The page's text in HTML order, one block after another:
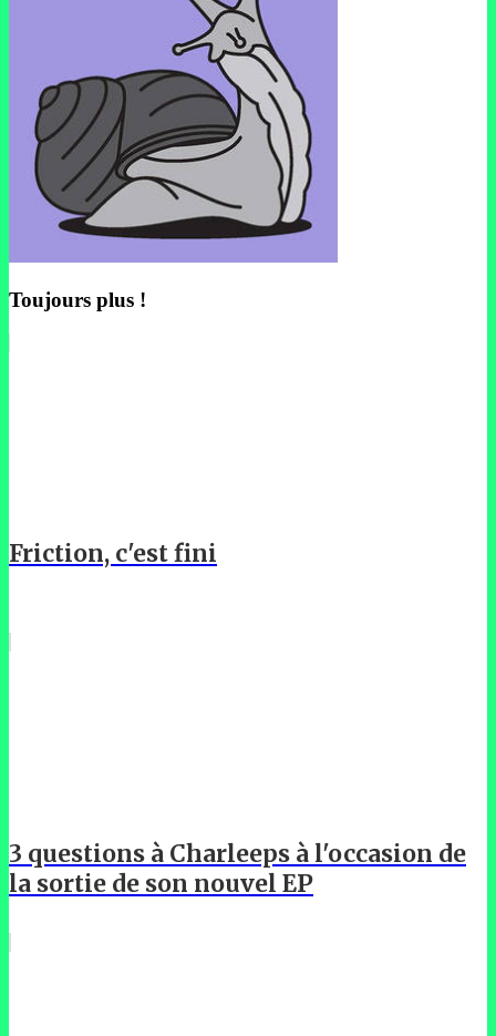
Toujours plus !
Friction, c'est fini
3 questions à Charleeps à l'occasion de
la sortie de son nouvel EP